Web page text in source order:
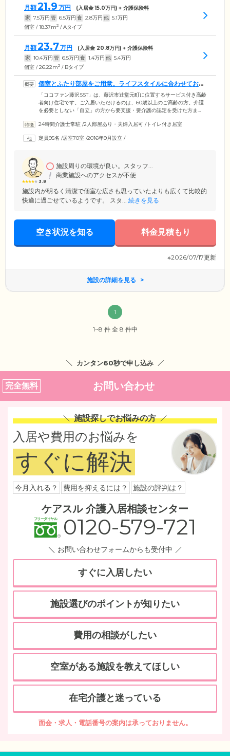
月額21.9 万円 (入居金15.0万円) + 介護保険料
家 7.5万円 管 6.5万円 食 2.8万円 他 5.1万円
個室 / 18.37m2 / Aタイプ
月額23.7万円 (入居金 20.8万円) + 介護保険料
家 10.4万円 管 6.5万円 食 1.4万円 他 5.4万円
個室 / 26.22m2 / Bタイプ
個室とふたり部屋をご用意。ライフスタイルに合わせてお選
びください
「ココファン藤沢SST」は、藤沢市辻堂元町に位置するサービス付き高齢
者向け住宅です。ご入居いただけるのは、60歳以上のご高齢の方。介護
を必要としない「自立」の方から要支援・要介護の認定を受けた方ま
住まいになる居室は全70室。ワンルームの個室やカウンターキッチンを
シーが保たれた個室では、おひとりの時間を大切にしていただけます。
い。
24時間介護士常駐 /2人部屋あり・夫婦入居可 /トイレ付き居室
定員95名 /居室70室 /2016年9月設立 /
3.8
施設周りの環境が良い。スタッフ...
商業施設へのアクセスが不便
施設内が明るく清潔で個室な広さも思っていたよりも広くて比較的
快適に過ごせているようです。 スタ... 続きを見る
空き状況を知る 料金見積もり
※2026/07/17更新
施設の詳細を見る
1
1~8 件 全 8 件中
カンタン60秒で申し込み
完全無料 お問い合わせ
施設探しでお悩みの方
入居や費用のお悩みを
すぐに解決
今月入れる？ 費用を抑えるには？ 施設の評判は？
ケアスル 介護入居相談センター
0120-579-721
お問い合わせフォームからも受付中
すぐに入居したい
施設選びのポイントが知りたい
費用の相談がしたい
空室がある施設を教えてほしい
在宅介護と迷っている
面会・求人・電話番号の案内は承っておりません。